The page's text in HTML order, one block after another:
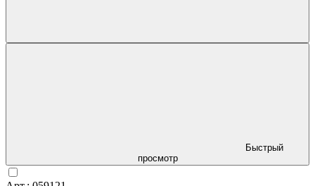
Быстрый
просмотр